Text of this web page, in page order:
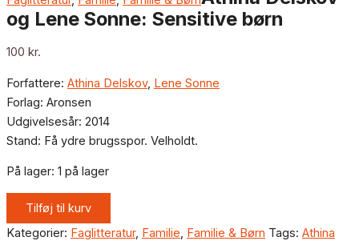
og Lene Sonne: Sensitive børn
100 kr.
Forfattere: Athina Delskov, Lene Sonne
Forlag: Aronsen
Udgivelsesår: 2014
Stand: Få ydre brugsspor. Velholdt.
På lager: 1 på lager
Tilføj til kurv
Kategorier: Faglitteratur, Familie, Familie & Børn Tags: Athina